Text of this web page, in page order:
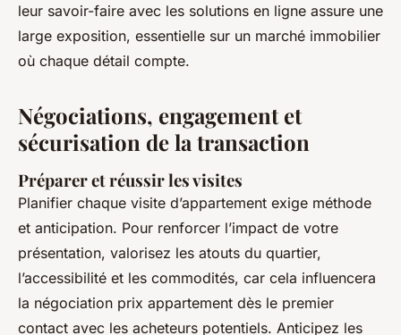
leur savoir-faire avec les solutions en ligne assure une
large exposition, essentielle sur un marché immobilier
où chaque détail compte.
Négociations, engagement et
sécurisation de la transaction
Préparer et réussir les visites
Planifier chaque visite d’appartement exige méthode
et anticipation. Pour renforcer l’impact de votre
présentation, valorisez les atouts du quartier,
l’accessibilité et les commodités, car cela influencera
la négociation prix appartement dès le premier
contact avec les acheteurs potentiels. Anticipez les